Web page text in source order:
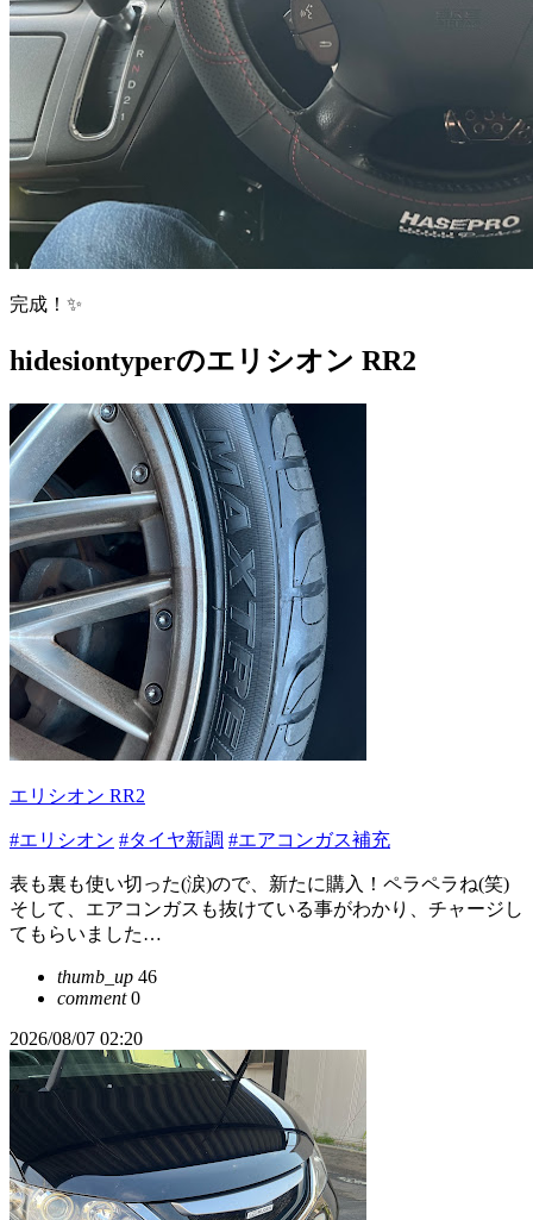
完成！✨
hidesiontyperのエリシオン RR2
エリシオン RR2
#エリシオン #タイヤ新調 #エアコンガス補充
表も裏も使い切った(涙)ので、新たに購入！ペラペラね(笑)
そして、エアコンガスも抜けている事がわかり、チャージし
てもらいました…
thumb_up 46
comment0
2026/08/07 02:20